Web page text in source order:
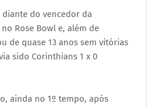
do vencedor da
Rose Bowl e, além de
de quase 13 anos sem vitórias
sido Corinthians 1 x 0
ainda no 1º tempo, após